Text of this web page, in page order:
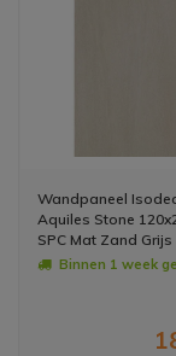
Wandpaneel
Aquiles Stone
SPC Mat Zand Grijs
per Plaat)
Binnen 1 week